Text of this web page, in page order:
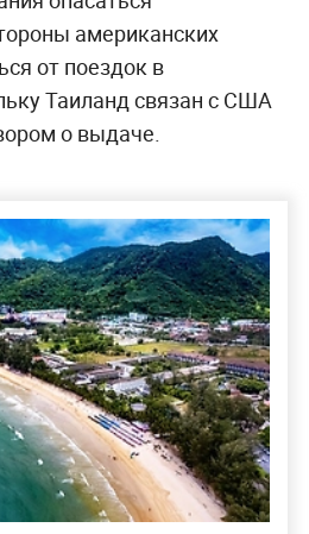
американских
от поездок в
Таиланд связан с США
о выдаче.